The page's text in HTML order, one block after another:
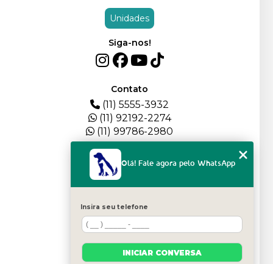
Unidades
Siga-nos!
Contato
(11) 5555-3932
(11) 92192-2274
(11) 99786-2980
QUEM SOMOS
BLOG
FILHOTES
Olá! Fale agora pelo WhatsApp
Insira seu telefone
INICIAR CONVERSA